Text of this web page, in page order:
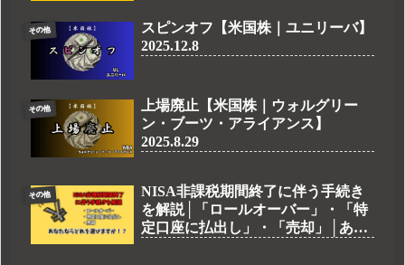
その他
スピンオフ【米国株｜ユニリーバ】
2025.12.8
その他
上場廃止【米国株｜ウォルグリー
ン・ブーツ・アライアンス】
2025.8.29
その他
NISA非課税期間終了に伴う手続き
を解説│「ロールオーバー」・「特
定口座に払出し」・「売却」│あな